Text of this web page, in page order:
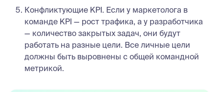
Конфликтующие KPI. Если у маркетолога в
команде KPI — рост трафика, а у разработчика
— количество закрытых задач, они будут
работать на разные цели. Все личные цели
должны быть выровнены с общей командной
метрикой.